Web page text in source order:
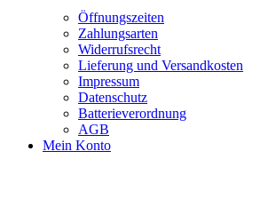
Öffnungszeiten
Zahlungsarten
Widerrufsrecht
Lieferung und Versandkosten
Impressum
Datenschutz
Batterieverordnung
AGB
Mein Konto